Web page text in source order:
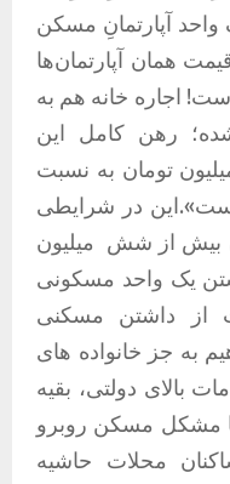
آپارتمانِ مسکن
همان آپارتمان‌ها
است! اجاره خانه هم به
رهن کامل این
بین ۴۵ میلیون تا ۱۰۰ میلیون تومان به نسبت
در شرایطی
بیش از شش میلیون
یک واحد مسکونی
از داشتن مسکنی
به جز خانواده های
بالای دولتی، بقیه
با مشکل مسکن روبرو
محلات حاشیه